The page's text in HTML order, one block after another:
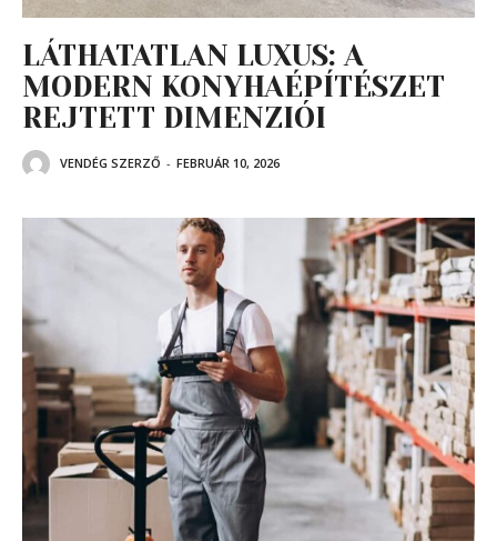
LÁTHATATLAN LUXUS: A
MODERN KONYHAÉPÍTÉSZET
REJTETT DIMENZIÓI
VENDÉG SZERZŐ - FEBRUÁR 10, 2026